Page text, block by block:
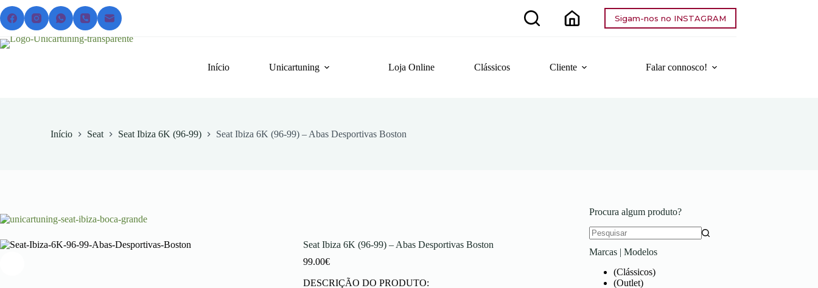
Pular
para
o
conteúdo
Sigam-nos no INSTAGRAM
Início Unicartuning Loja Online Clássicos Cliente Falar connosco!
Início Seat Seat Ibiza 6K (96-99) Seat Ibiza 6K (96-99) – Abas Desportivas Boston
Seat Ibiza 6K (96-99) – Abas Desportivas Boston
99.00€
DESCRIÇÃO DO PRODUTO:
Procura algum produto?
resultados
Marcas | Modelos
(Clássicos)
(Outlet)